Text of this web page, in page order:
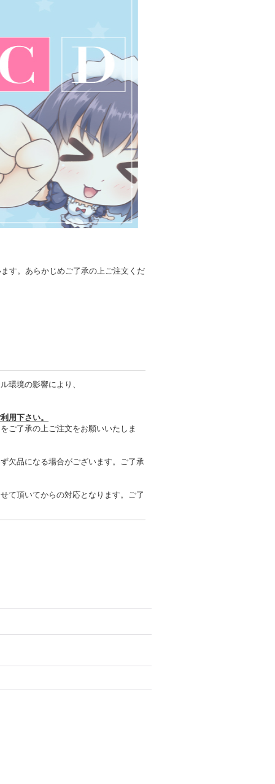
す。あらかじめご了承の上ご注文くだ
環境の影響により、
用下さい。
ご了承の上ご注文をお願いいたしま
欠品になる場合がございます。ご了承
て頂いてからの対応となります。ご了